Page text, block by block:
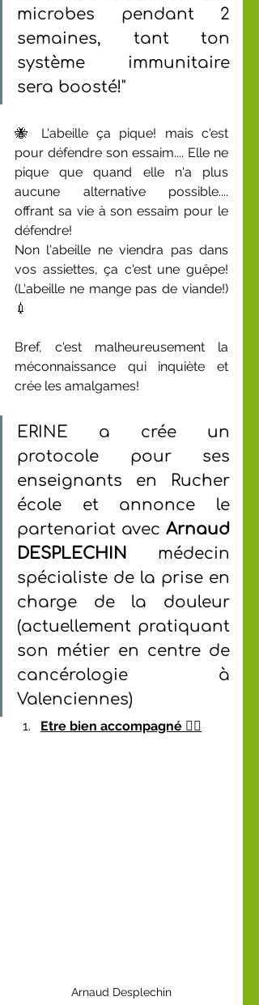
microbes pendant 2
semaines, tant ton
système immunitaire
sera boosté!"
🐝 L'abeille ça pique! mais c'est
pour défendre son essaim.... Elle ne
pique que quand elle n'a plus
aucune alternative possible....
offrant sa vie à son essaim pour le
défendre!
Non l'abeille ne viendra pas dans
vos assiettes, ça c'est une guêpe!
(L'abeille ne mange pas de viande!)
💉
Bref, c'est malheureusement la
méconnaissance qui inquiète et
crée les amalgames!
ERINE a crée un
protocole pour ses
enseignants en Rucher
école et annonce le
partenariat avec Arnaud
DESPLECHIN médecin
spécialiste de la prise en
charge de la douleur
(actuellement pratiquant
son métier en centre de
cancérologie à
Valenciennes)
Etre bien accompagné 👨‍⚕️
Arnaud Desplechin